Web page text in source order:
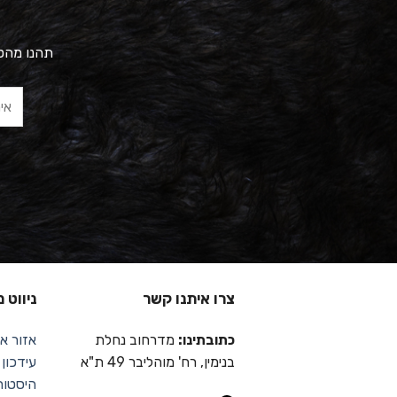
תהנו
צרו איתנו קשר
כתובתינו: מדרחוב נחלת
בנימין, רח' מוהליבר 49 ת"א
אזור